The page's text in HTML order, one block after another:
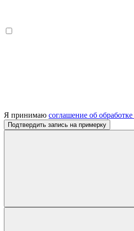
Я принимаю соглашение об
Подтвердить запись на примерку